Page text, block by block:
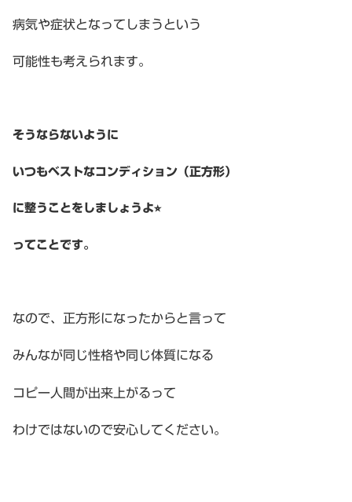
病気や症状となってしまうという
可能性も考えられます。
そうならないように
いつもベストなコンディション（正方形）
に整うことをしましょうよ⭐︎
ってことです。
なので、正方形になったからと言って
みんなが同じ性格や同じ体質になる
コピー人間が出来上がるって
わけではないので安心してください。